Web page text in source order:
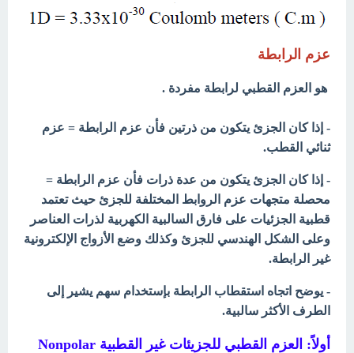
عزم الرابطة
هو العزم القطبي لرابطة مفردة .
- إذا كان الجزئ يتكون من ذرتين فأن عزم الرابطة = عزم
ثنائي القطب.
- إذا كان الجزئ يتكون من عدة ذرات فأن عزم الرابطة =
محصلة متجهات عزم الروابط المختلفة للجزئ حيث تعتمد
قطبية الجزئيات على فارق السالبية الكهربية لذرات العناصر
وعلى الشكل الهندسي للجزئ وكذلك وضع الأزواج الإلكترونية
غير الرابطة.
- يوضح اتجاه استقطاب الرابطة بإستخدام سهم يشير إلى
الطرف الأكثر سالبية.
أولاً: العزم القطبي للجزيئات غير القطبية Nonpolar